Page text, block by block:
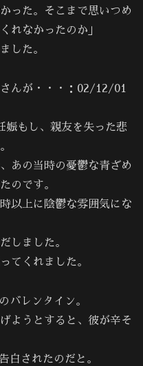
った。そこまで思いつめ
れなかったのか」
した。
んが・・・：02/12/01
娠もし、親友を失った悲
あの当時の憂鬱な青ざめ
のです。
以上に陰鬱な雰囲気にな
しました。
てくれました。
バレンタイン。
ようとすると、彼が辛そ
白されたのだと。